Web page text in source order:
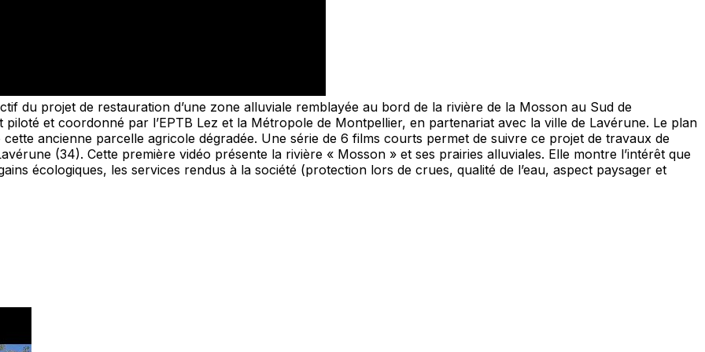
du projet de restauration d’une zone alluviale remblayée au bord de la rivière de la Mosson au Sud de
et coordonné par l’EPTB Lez et la Métropole de Montpellier, en partenariat avec la ville de Lavérune. Le plan
ancienne parcelle agricole dégradée. Une série de 6 films courts permet de suivre ce projet de travaux de
(34). Cette première vidéo présente la rivière « Mosson » et ses prairies alluviales. Elle montre l’intérêt que
écologiques, les services rendus à la société (protection lors de crues, qualité de l’eau, aspect paysager et